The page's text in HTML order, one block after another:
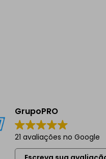
GrupoPRO
21 avaliações no Google